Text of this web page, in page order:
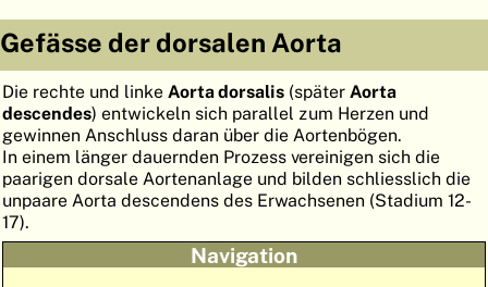
EMBRYO
ORGANOGENESE
ATLASEMBRYOLOGY
SUCHEN
HILFE
Gefässe der dorsalen Aorta
Die rechte und linke Aorta dorsalis (später Aorta
descendes) entwickeln sich parallel zum Herzen und
gewinnen Anschluss daran über die Aortenbögen.
In einem länger dauernden Prozess vereinigen sich die
paarigen dorsale Aortenanlage und bilden schliesslich die
unpaare Aorta descendens des Erwachsenen (Stadium 12-
17).
Navigation